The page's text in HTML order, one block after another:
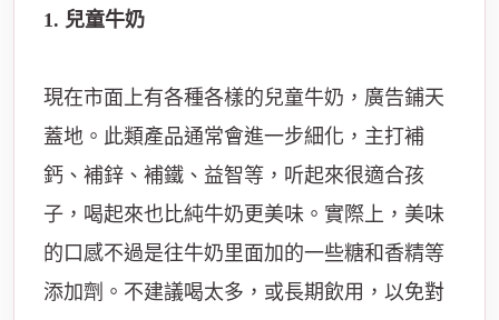
1. 兒童牛奶
現在市面上有各種各樣的兒童牛奶，廣告鋪天
蓋地。此類產品通常會進一步細化，主打補
鈣、補鋅、補鐵、益智等，听起來很適合孩
子，喝起來也比純牛奶更美味。實際上，美味
的口感不過是往牛奶里面加的一些糖和香精等
添加劑。不建議喝太多，或長期飲用，以免對